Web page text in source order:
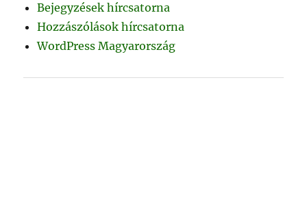
Bejegyzések hírcsatorna
Hozzászólások hírcsatorna
WordPress Magyarország